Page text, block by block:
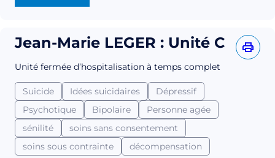
Jean-Marie LEGER : Unité C
Unité fermée d’hospitalisation à temps complet
Suicide Idées suicidaires
Dépressif
Psychotique
Bipolaire
Personne agée
sénilité
soins sans consentement
soins sous contrainte
décompensation